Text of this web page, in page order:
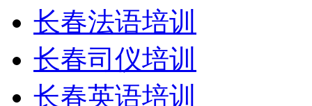
长春法语培训
长春司仪培训
长春英语培训